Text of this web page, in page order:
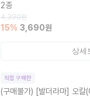
2종
4,390원
15% 3,690원
상세
직접 구매한
(구매불가) [발더라마] 오칼